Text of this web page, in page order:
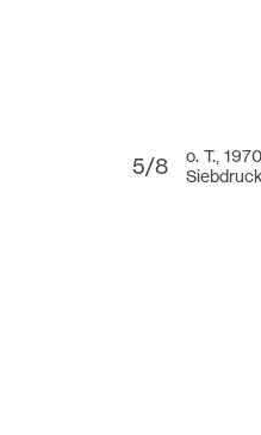
5/8
o. T., 1970